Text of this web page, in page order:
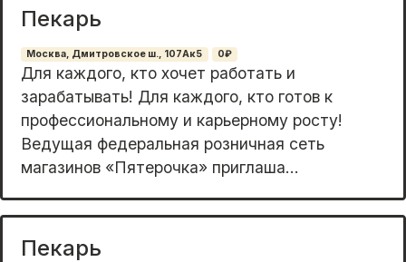
Пекарь
Москва, Дмитровское ш., 107Ак5 0₽
Для каждого, кто хочет работать и
зарабатывать! Для каждого, кто готов к
профессиональному и карьерному росту!
Ведущая федеральная розничная сеть
магазинов «Пятерочка» приглаша...
Пекарь